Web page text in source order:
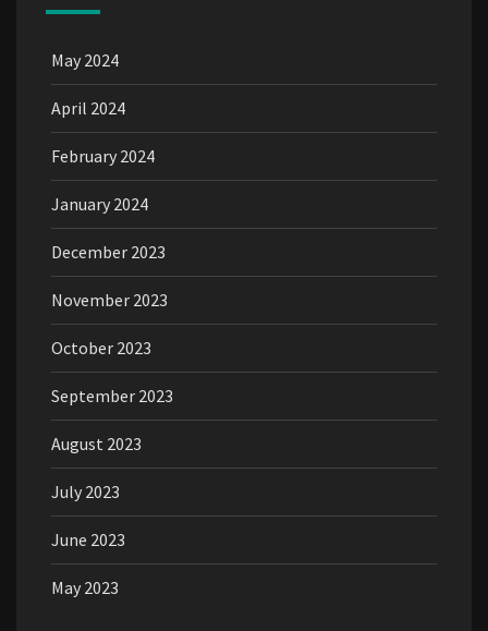
May 2024
April 2024
February 2024
January 2024
December 2023
November 2023
October 2023
September 2023
August 2023
July 2023
June 2023
May 2023